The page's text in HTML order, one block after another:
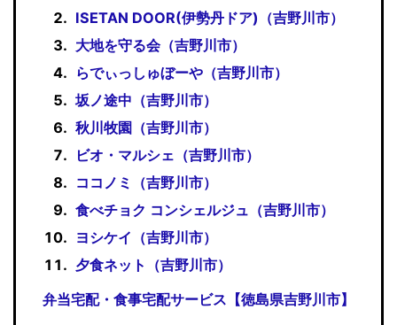
ISETAN DOOR(伊勢丹ドア)（吉野川市）
大地を守る会（吉野川市）
らでぃっしゅぼーや（吉野川市）
坂ノ途中（吉野川市）
秋川牧園（吉野川市）
ビオ・マルシェ（吉野川市）
ココノミ（吉野川市）
食べチョク コンシェルジュ（吉野川市）
ヨシケイ（吉野川市）
夕食ネット（吉野川市）
弁当宅配・食事宅配サービス【徳島県吉野川市】